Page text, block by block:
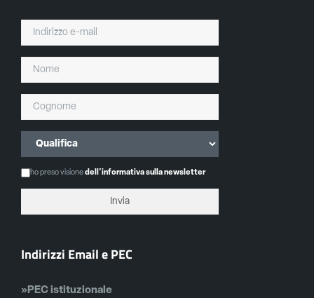
ho preso visionedell'informativa sulla newsletter
Indirizzi Email e PEC
»PEC istituzionale